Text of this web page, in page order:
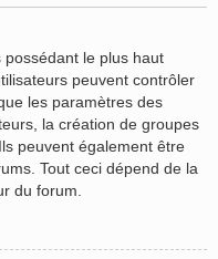
le plus haut
peuvent contrôler
les paramètres des
la création de groupes
peuvent également être
Tout ceci dépend de la
du forum.